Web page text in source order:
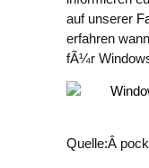
auf unserer
erfahren
fÃ¼r
Quelle:Â